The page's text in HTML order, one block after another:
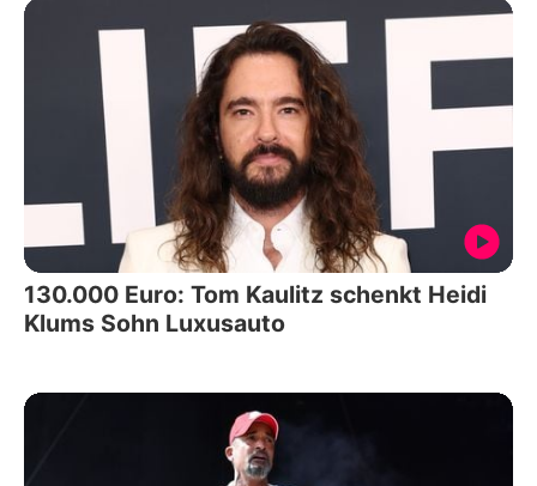
130.000 Euro: Tom Kaulitz schenkt Heidi
Klums Sohn Luxusauto